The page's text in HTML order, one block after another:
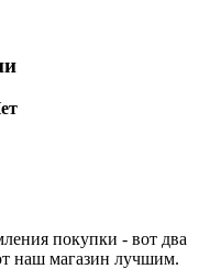
покупки - вот два
наш магазин лучшим.